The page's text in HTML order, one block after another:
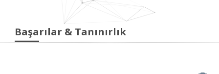
Başarılar & Tanınırlık